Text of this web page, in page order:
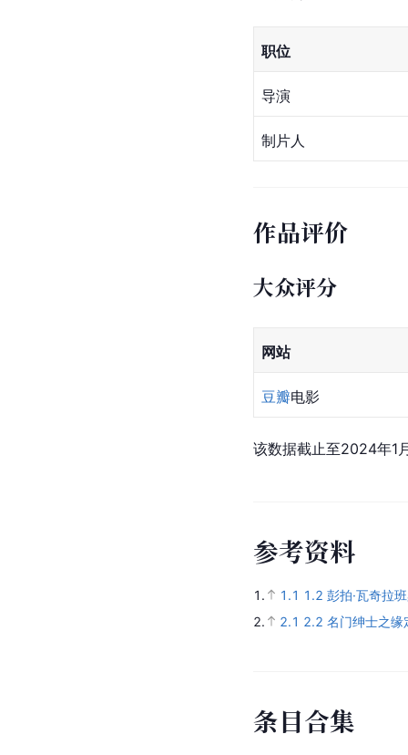
职位
导演
制片人
作品评价
大众评分
网站
豆瓣电影
该数据截止至2024年1
参考资料
1. 1.1 1.2 彭拍·瓦奇拉
2.
2.1 2.2 名门绅士之缘
条目合集